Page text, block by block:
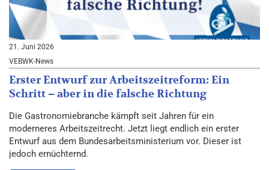
21. Juni 2026
VEBWK-News
Erster Entwurf zur Arbeitszeitreform: Ein
Schritt – aber in die falsche Richtung
Die Gastronomiebranche kämpft seit Jahren für ein
moderneres Arbeitszeitrecht. Jetzt liegt endlich ein erster
Entwurf aus dem Bundesarbeitsministerium vor. Dieser ist
jedoch ernüchternd.